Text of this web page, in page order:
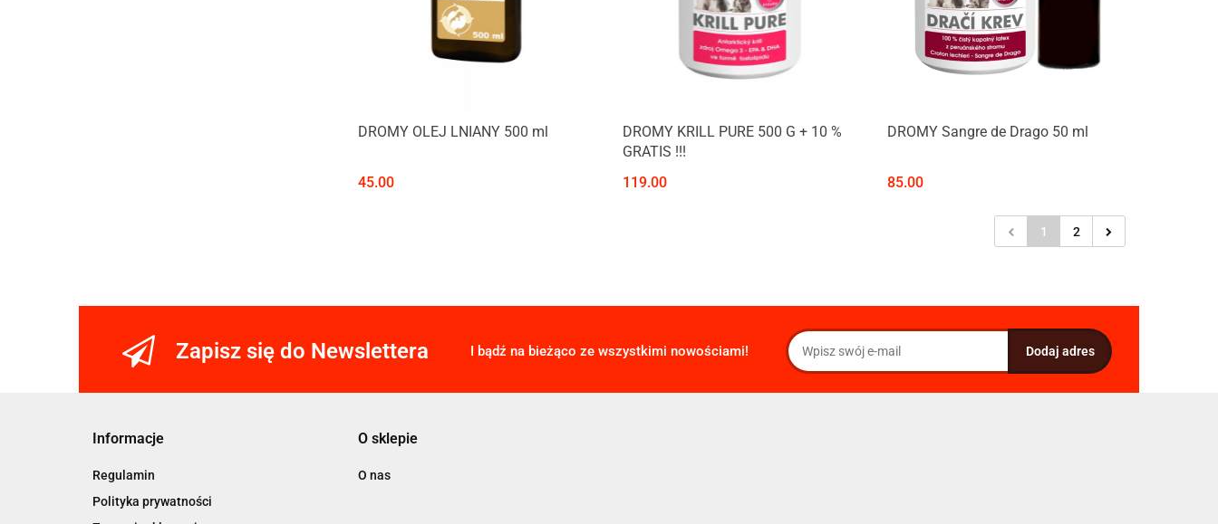
Produkt niedostępny
DROMY OLEJ LNIANY 500 ml
45.00
DROMY KRILL PURE 500 G + 10 %
GRATIS !!!
119.00
DROMY Sangre de Drago 50 ml
85.00
1 2
Zapisz się do Newslettera I bądź na bieżąco ze wszystkimi nowościami!
Informacje
Regulamin
Polityka prywatności
O sklepie
O nas